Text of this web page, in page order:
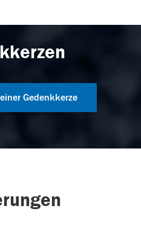
Gedenkkerze